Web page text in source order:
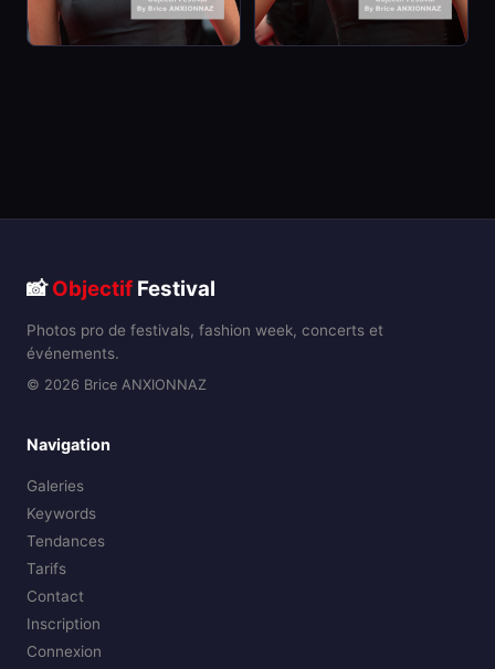
📸Objectif Festival
Photos pro de festivals, fashion week, concerts et
événements.
© 2026 Brice ANXIONNAZ
Navigation
Galeries
Keywords
Tendances
Tarifs
Contact
Inscription
Connexion